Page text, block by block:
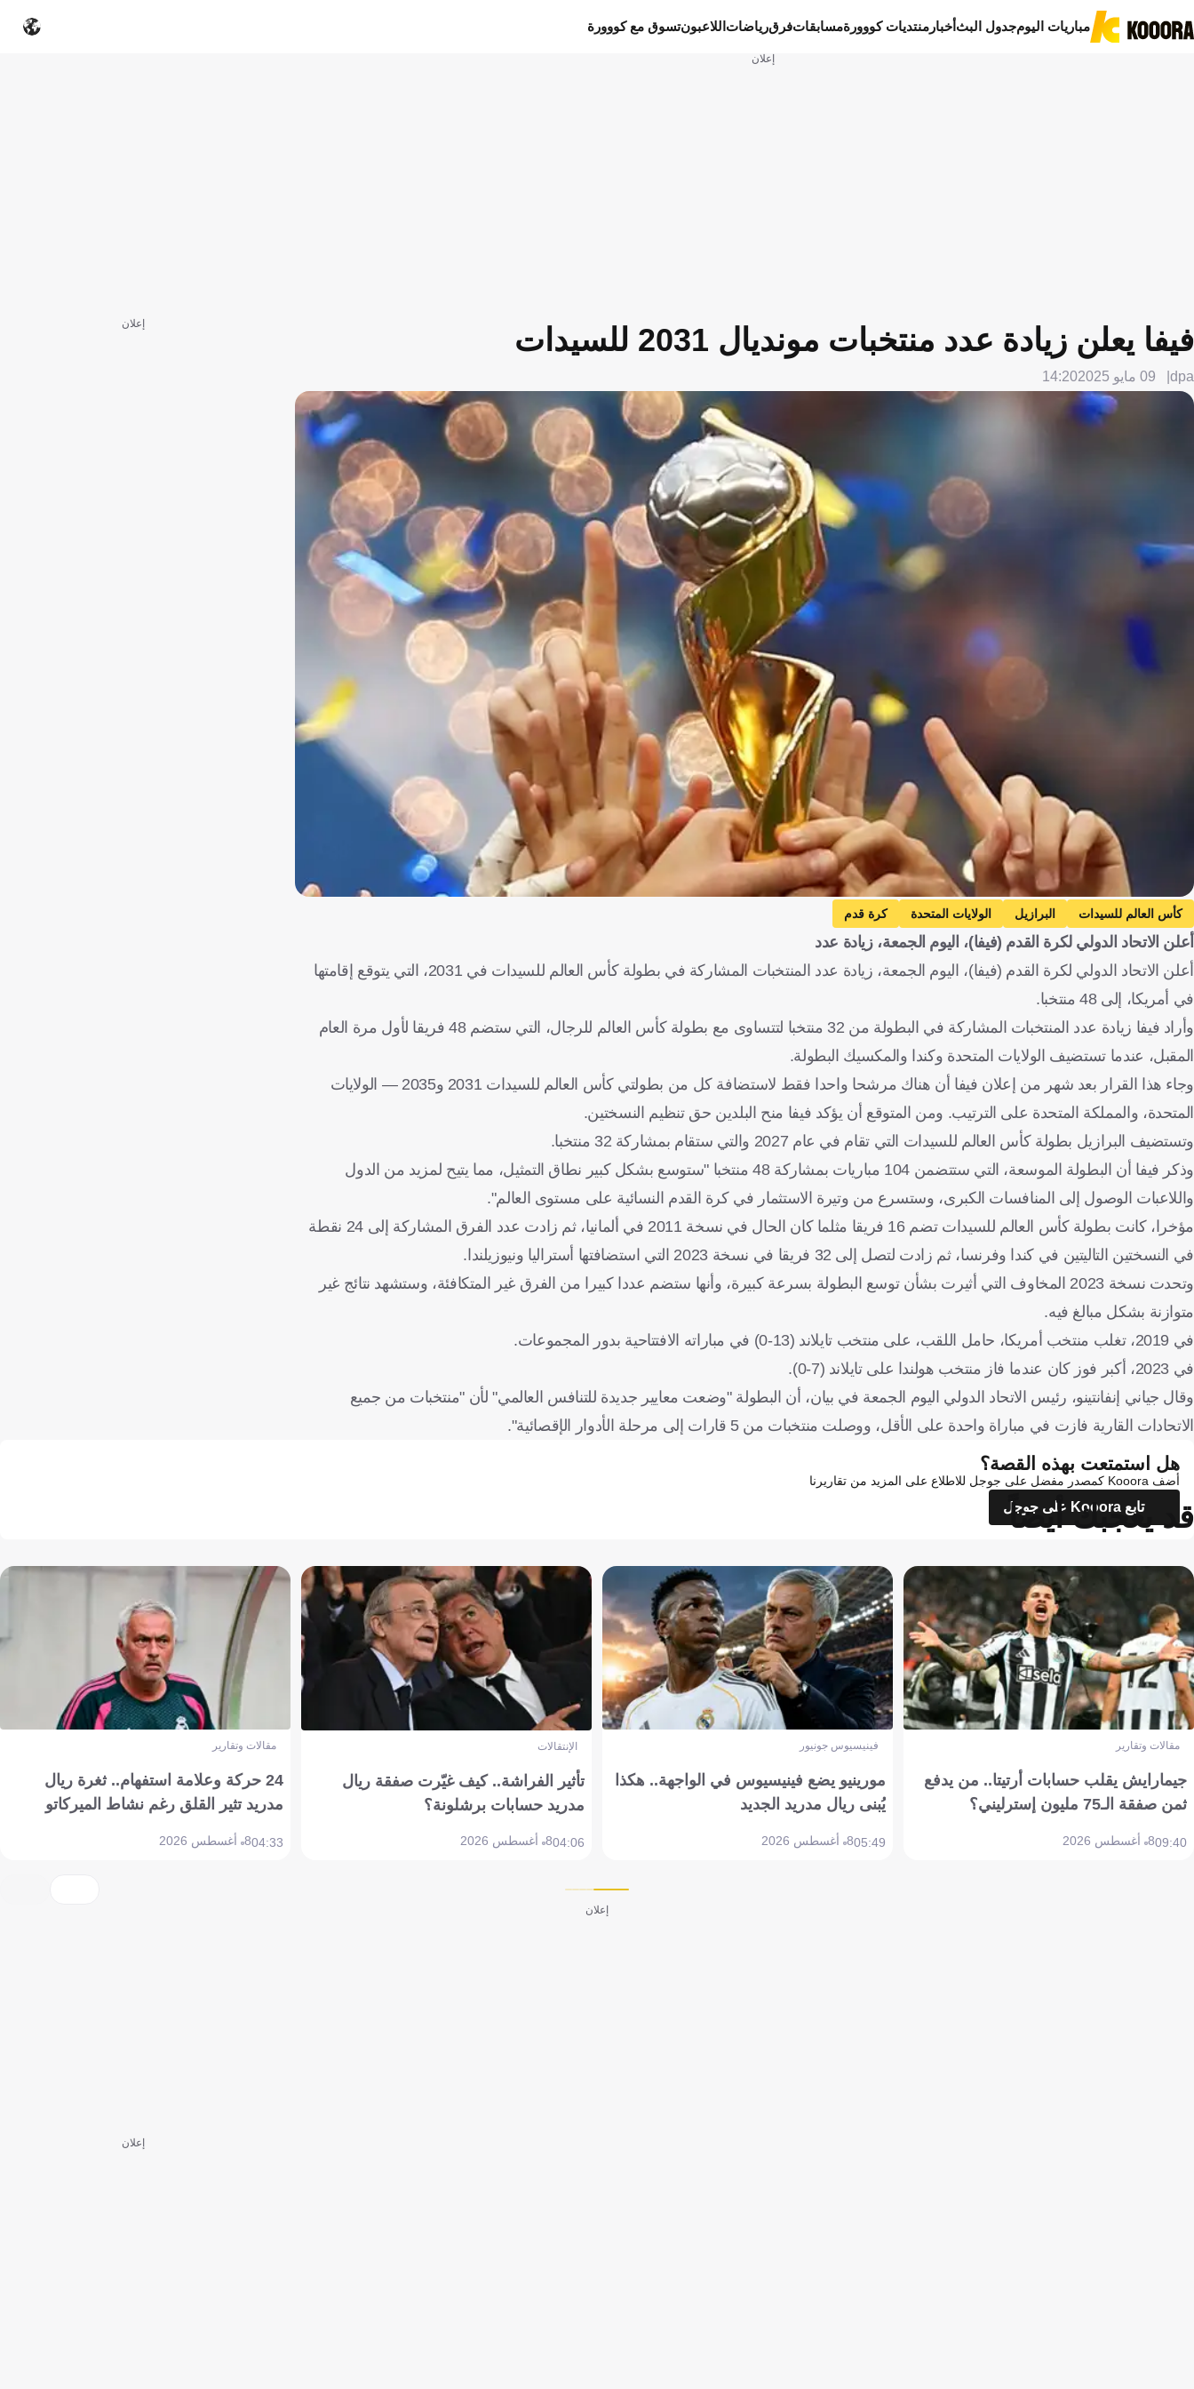
مباريات اليومجدول البثأخبار منتديات كووورةمسابقاتفرقرياضات اللاعبونتسوق مع كووورة
إعلان
فيفا يعلن زيادة عدد منتخبات مونديال 2031 للسيدات
dpa 09 مايو 2025 14:20
كأس العالم للسيدات البرازيل الولايات المتحدة كرة قدم
أعلن الاتحاد الدولي لكرة القدم (فيفا)، اليوم الجمعة، زيادة عدد
أعلن الاتحاد الدولي لكرة القدم (فيفا)، اليوم الجمعة، زيادة عدد المنتخبات المشاركة في بطولة كأس العالم للسيدات في 2031، التي يتوقع إقامتها
في أمريكا، إلى 48 منتخبا.
وأراد فيفا زيادة عدد المنتخبات المشاركة في البطولة من 32 منتخبا لتتساوى مع بطولة كأس العالم للرجال، التي ستضم 48 فريقا لأول مرة العام
المقبل، عندما تستضيف الولايات المتحدة وكندا والمكسيك البطولة.
وجاء هذا القرار بعد شهر من إعلان فيفا أن هناك مرشحا واحدا فقط لاستضافة كل من بطولتي كأس العالم للسيدات 2031 و2035 — الولايات
المتحدة، والمملكة المتحدة على الترتيب. ومن المتوقع أن يؤكد فيفا منح البلدين حق تنظيم النسختين.
وتستضيف البرازيل بطولة كأس العالم للسيدات التي تقام في عام 2027 والتي ستقام بمشاركة 32 منتخبا.
وذكر فيفا أن البطولة الموسعة، التي ستتضمن 104 مباريات بمشاركة 48 منتخبا "ستوسع بشكل كبير نطاق التمثيل، مما يتيح لمزيد من الدول
واللاعبات الوصول إلى المنافسات الكبرى، وستسرع من وتيرة الاستثمار في كرة القدم النسائية على مستوى العالم".
مؤخرا، كانت بطولة كأس العالم للسيدات تضم 16 فريقا مثلما كان الحال في نسخة 2011 في ألمانيا، ثم زادت عدد الفرق المشاركة إلى 24 نقطة
في النسختين التاليتين في كندا وفرنسا، ثم زادت لتصل إلى 32 فريقا في نسخة 2023 التي استضافتها أستراليا ونيوزيلندا.
وتحدت نسخة 2023 المخاوف التي أثيرت بشأن توسع البطولة بسرعة كبيرة، وأنها ستضم عددا كبيرا من الفرق غير المتكافئة، وستشهد نتائج غير
متوازنة بشكل مبالغ فيه.
في 2019، تغلب منتخب أمريكا، حامل اللقب، على منتخب تايلاند (13-0) في مباراته الافتتاحية بدور المجموعات.
في 2023، أكبر فوز كان عندما فاز منتخب هولندا على تايلاند (7-0).
وقال جياني إنفانتينو، رئيس الاتحاد الدولي اليوم الجمعة في بيان، أن البطولة "وضعت معايير جديدة للتنافس العالمي" لأن "منتخبات من جميع
الاتحادات القارية فازت في مباراة واحدة على الأقل، ووصلت منتخبات من 5 قارات إلى مرحلة الأدوار الإقصائية".
إعلان
هل استمتعت بهذه القصة؟
أضف Kooora كمصدر مفضل على جوجل للاطلاع على المزيد من تقاريرنا
تابع Kooora على جوجل
قد يعجبك أيضاً
مقالات وتقارير
جيمارايش يقلب حسابات أرتيتا.. من يدفع
ثمن صفقة الـ75 مليون إسترليني؟
09:408 أغسطس 2026
فينيسيوس جونيور
مورينيو يضع فينيسيوس في الواجهة.. هكذا
يُبنى ريال مدريد الجديد
05:498 أغسطس 2026
الإنتقالات
تأثير الفراشة.. كيف غيّرت صفقة ريال
مدريد حسابات برشلونة؟
04:068 أغسطس 2026
مقالات وتقارير
24 حركة وعلامة استفهام.. ثغرة ريال
مدريد تثير القلق رغم نشاط الميركاتو
04:338 أغسطس 2026
إعلان
إعلان